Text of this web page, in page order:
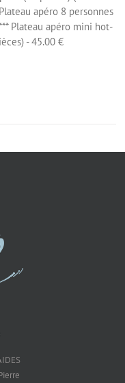
apéro 8 personnes
Plateau apéro mini hot-
- 45.00 €